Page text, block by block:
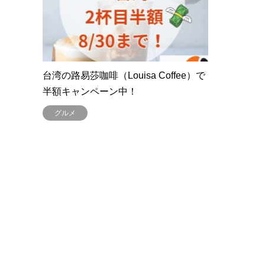
台湾の路易莎咖啡（Louisa Coffee）で
半額キャンペーン中！
グルメ